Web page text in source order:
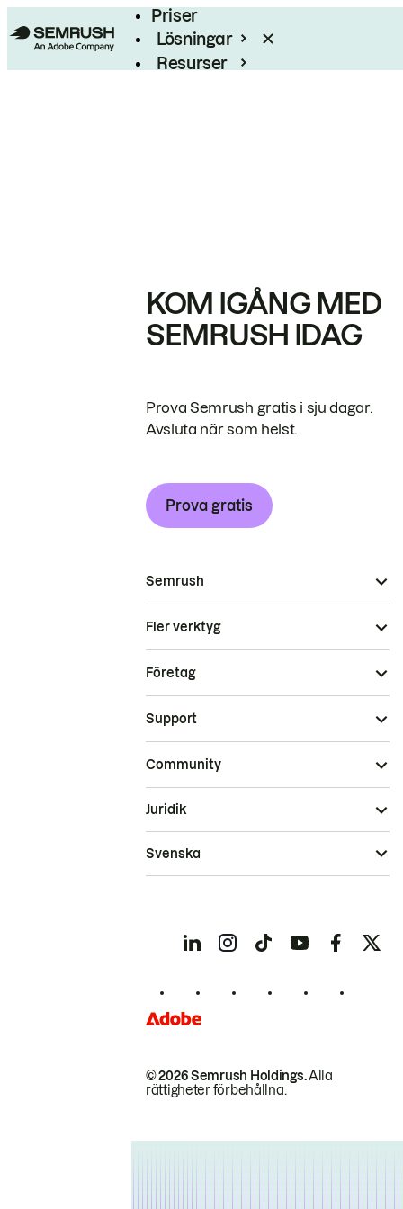
Priser
Lösningar
Resurser
KOM IGÅNG MED
SEMRUSH IDAG
Prova Semrush gratis i sju dagar.
Avsluta när som helst.
Prova gratis
Semrush
Fler verktyg
Företag
Support
Community
© 2026 Semrush Holdings.Alla
rättigheter förbehållna.
Juridik
Svenska